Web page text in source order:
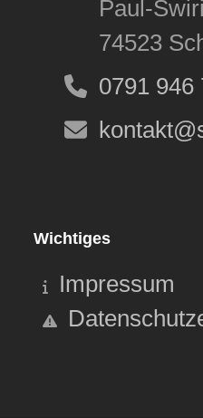
Paul-
74523
0791 946
Wichtiges
Impressum